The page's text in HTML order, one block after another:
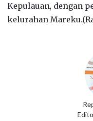
Kepulauan, dengan
kelurahan